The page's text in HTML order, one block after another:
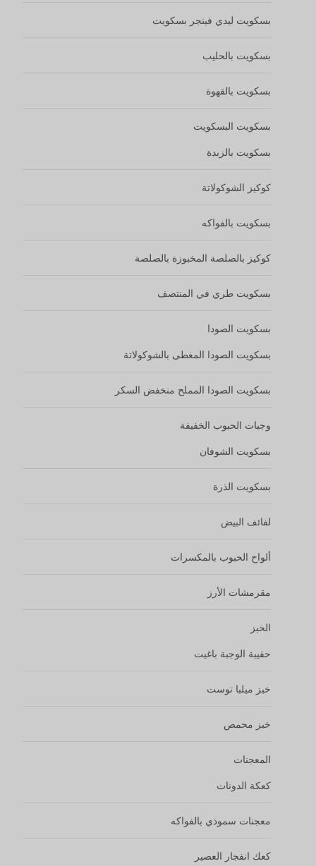
بسكويت ليدي فينجر بسكويت
بسكويت بالحليب
بسكويت بالقهوة
بسكويت البسكويت
بسكويت بالزبدة
كوكيز الشوكولاتة
بسكويت بالفواكه
كوكيز بالصلصة المخبوزة بالصلصة
بسكويت طري في المنتصف
بسكويت الصودا
بسكويت الصودا المغطى بالشوكولاتة
بسكويت الصودا المملح منخفض السكر
وجبات الحبوب الخفيفة
بسكويت الشوفان
بسكويت الذرة
لفائف البيض
ألواح الحبوب بالمكسرات
مقرمشات الأرز
الخبز
حقيبة الوجبة باغيت
خبز ميلبا توست
خبز محمص
المعجنات
كعكة الدونات
معجنات سموذي بالفواكه
كعك انفجار العصير